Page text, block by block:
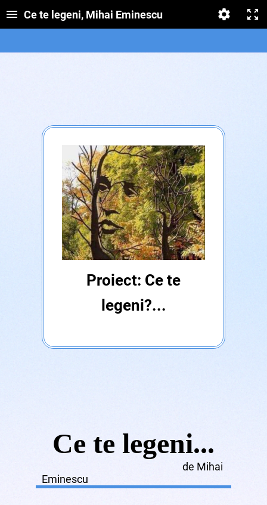
Ce te legeni, Mihai Eminescu
Proiect: Ce te
legeni?...
Ce te legeni...
de Mihai
Eminescu